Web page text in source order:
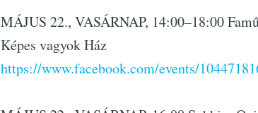
MÁJUS 22., VASÁRNAP, 14:00–18:00
Képes vagyok Ház
https://www.facebook.com/events/